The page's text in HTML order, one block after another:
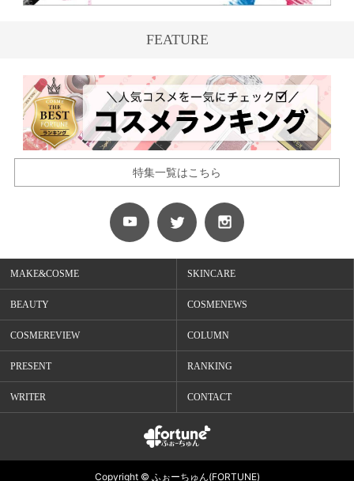
FEATURE
特集一覧はこちら
MAKE&COSME SKINCARE
BEAUTY COSMENEWS
COSMEREVIEW COLUMN
PRESENT RANKING
WRITER CONTACT
Copyright © ふぉーちゅん(FORTUNE)